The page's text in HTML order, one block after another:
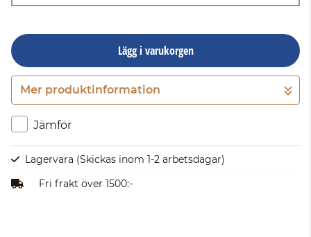
Lägg i varukorgen
Gå till kassan
Mer produktinformation
Jämför
Lagervara (Skickas inom 1-2 arbetsdagar)
Fri frakt över 1500:-